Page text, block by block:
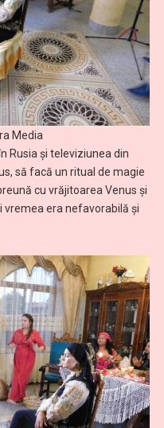
Media
Rusia și televiziunea din
să facă un ritual de magie
cu vrăjitoarea Venus și
vremea era nefavorabilă și